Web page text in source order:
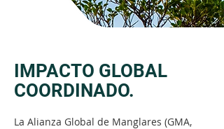
IMPACTO GLOBAL
COORDINADO.
La Alianza Global de Manglares (GMA,